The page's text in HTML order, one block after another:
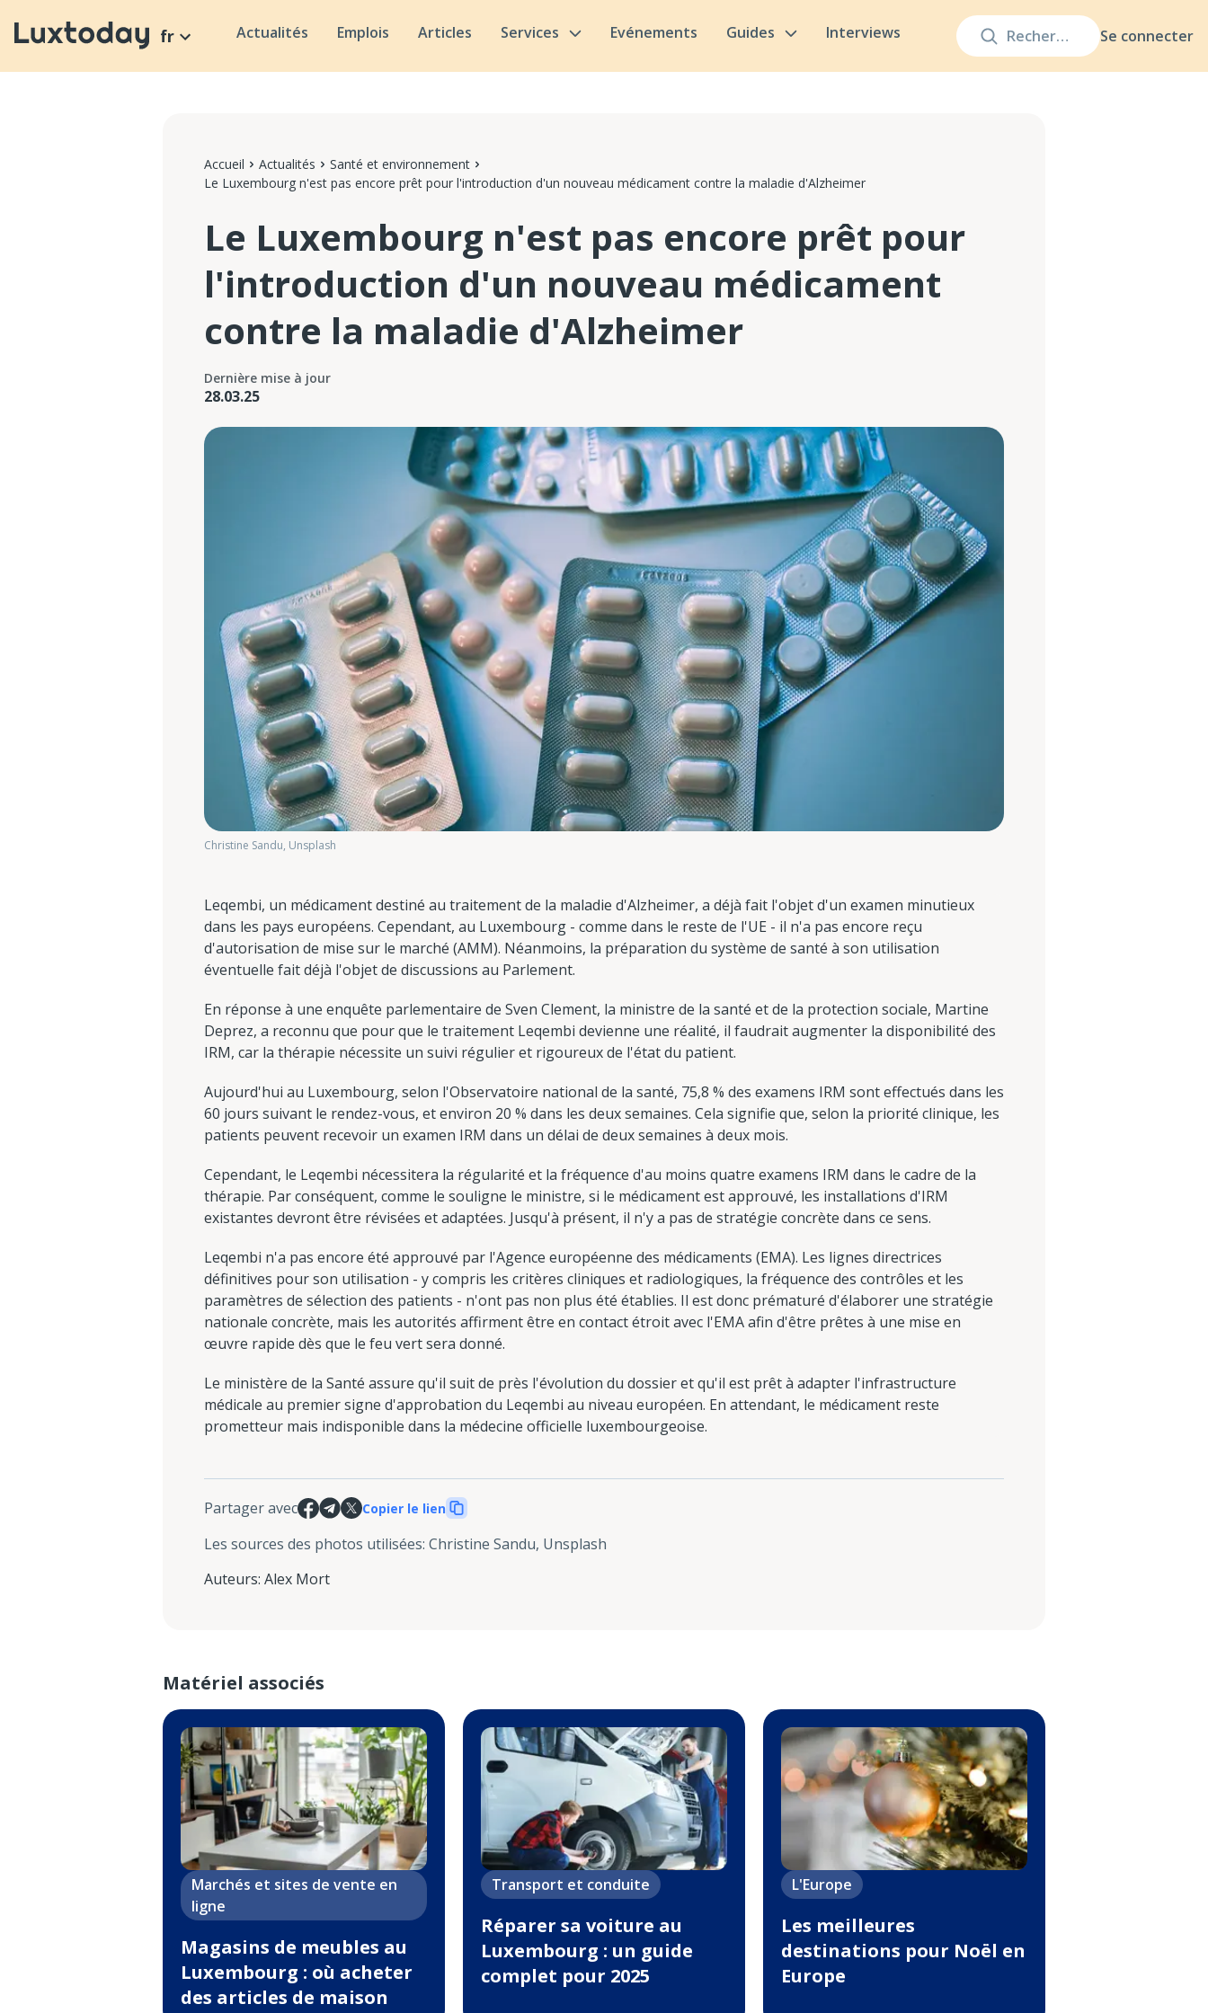
Se connecter
fr Actualités Emplois Articles Services Evénements Guides Interviews
Accueil Actualités
Santé et environnement
Le Luxembourg n'est pas encore prêt pour l'introduction d'un nouveau médicament contre la maladie d'Alzheimer
Le Luxembourg n'est pas encore prêt pour
l'introduction d'un nouveau médicament
contre la maladie d'Alzheimer
Dernière mise à jour
28.03.25
Christine Sandu, Unsplash
Leqembi, un médicament destiné au traitement de la maladie d'Alzheimer, a déjà fait l'objet d'un examen minutieux
dans les pays européens. Cependant, au Luxembourg - comme dans le reste de l'UE - il n'a pas encore reçu
d'autorisation de mise sur le marché (AMM). Néanmoins, la préparation du système de santé à son utilisation
éventuelle fait déjà l'objet de discussions au Parlement.
En réponse à une enquête parlementaire de Sven Clement, la ministre de la santé et de la protection sociale, Martine
Deprez, a reconnu que pour que le traitement Leqembi devienne une réalité, il faudrait augmenter la disponibilité des
IRM, car la thérapie nécessite un suivi régulier et rigoureux de l'état du patient.
Aujourd'hui au Luxembourg, selon l'Observatoire national de la santé, 75,8 % des examens IRM sont effectués dans les
60 jours suivant le rendez-vous, et environ 20 % dans les deux semaines. Cela signifie que, selon la priorité clinique, les
patients peuvent recevoir un examen IRM dans un délai de deux semaines à deux mois.
Cependant, le Leqembi nécessitera la régularité et la fréquence d'au moins quatre examens IRM dans le cadre de la
thérapie. Par conséquent, comme le souligne le ministre, si le médicament est approuvé, les installations d'IRM
existantes devront être révisées et adaptées. Jusqu'à présent, il n'y a pas de stratégie concrète dans ce sens.
Leqembi n'a pas encore été approuvé par l'Agence européenne des médicaments (EMA). Les lignes directrices
définitives pour son utilisation - y compris les critères cliniques et radiologiques, la fréquence des contrôles et les
paramètres de sélection des patients - n'ont pas non plus été établies. Il est donc prématuré d'élaborer une stratégie
nationale concrète, mais les autorités affirment être en contact étroit avec l'EMA afin d'être prêtes à une mise en
œuvre rapide dès que le feu vert sera donné.
Le ministère de la Santé assure qu'il suit de près l'évolution du dossier et qu'il est prêt à adapter l'infrastructure
médicale au premier signe d'approbation du Leqembi au niveau européen. En attendant, le médicament reste
prometteur mais indisponible dans la médecine officielle luxembourgeoise.
Partager avec Copier le lien
Les sources des photos utilisées: Christine Sandu, Unsplash
Auteurs: Alex Mort
Matériel associés
Marchés et sites de vente en
ligne
Magasins de meubles au
Luxembourg : où acheter
des articles de maison
Transport et conduite
Réparer sa voiture au
Luxembourg : un guide
complet pour 2025
L'Europe
Les meilleures
destinations pour Noël en
Europe